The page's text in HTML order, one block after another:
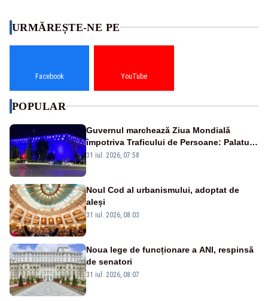
URMĂREȘTE-NE PE
Facebook YouTube
POPULAR
Guvernul marchează Ziua Mondială
împotriva Traficului de Persoane: Palatul
Victoria, iluminat în albastru
31 iul. 2026, 07:58
Noul Cod al urbanismului, adoptat de
aleși
31 iul. 2026, 08:03
Noua lege de funcționare a ANI, respinsă
de senatori
31 iul. 2026, 08:07